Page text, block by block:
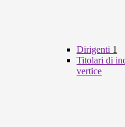
Dirigenti 1
Titolari di
vertice